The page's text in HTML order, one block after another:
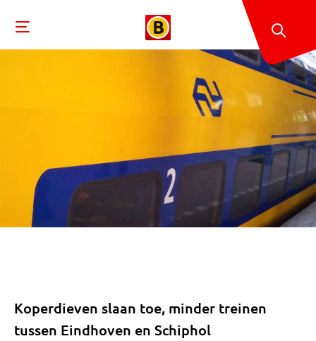
Koperdieven slaan toe, minder treinen
tussen Eindhoven en Schiphol